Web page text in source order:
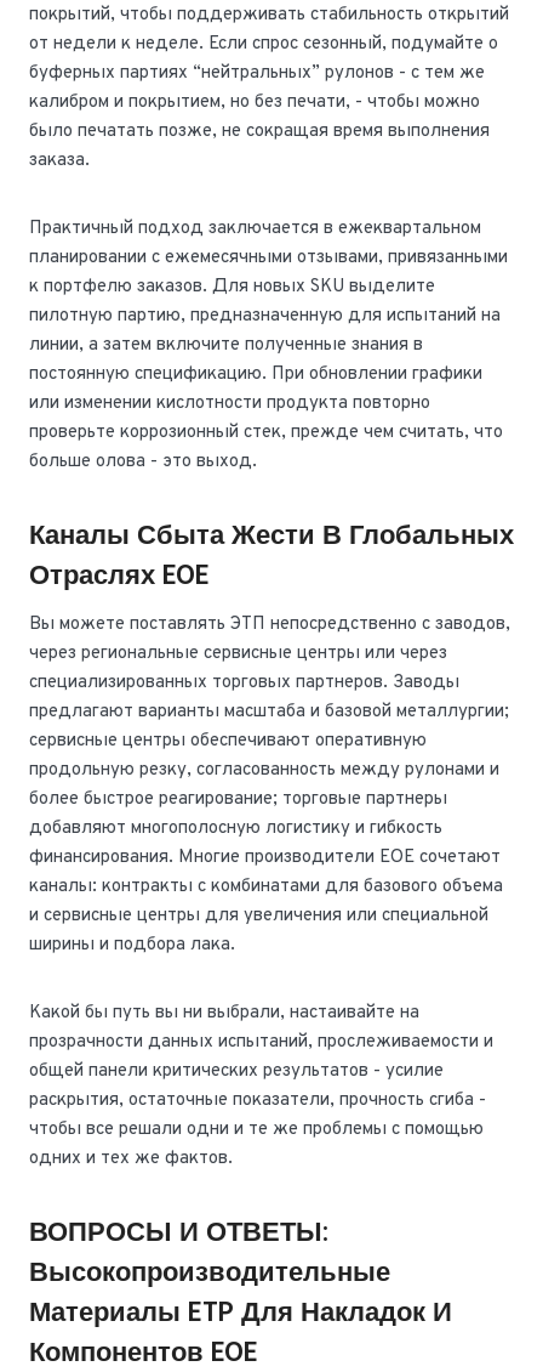
покрытий, чтобы поддерживать стабильность открытий
от недели к неделе. Если спрос сезонный, подумайте о
буферных партиях “нейтральных” рулонов - с тем же
калибром и покрытием, но без печати, - чтобы можно
было печатать позже, не сокращая время выполнения
заказа.
Практичный подход заключается в ежеквартальном
планировании с ежемесячными отзывами, привязанными
к портфелю заказов. Для новых SKU выделите
пилотную партию, предназначенную для испытаний на
линии, а затем включите полученные знания в
постоянную спецификацию. При обновлении графики
или изменении кислотности продукта повторно
проверьте коррозионный стек, прежде чем считать, что
больше олова - это выход.
Каналы Сбыта Жести В Глобальных
Отраслях EOE
Вы можете поставлять ЭТП непосредственно с заводов,
через региональные сервисные центры или через
специализированных торговых партнеров. Заводы
предлагают варианты масштаба и базовой металлургии;
сервисные центры обеспечивают оперативную
продольную резку, согласованность между рулонами и
более быстрое реагирование; торговые партнеры
добавляют многополосную логистику и гибкость
финансирования. Многие производители EOE сочетают
каналы: контракты с комбинатами для базового объема
и сервисные центры для увеличения или специальной
ширины и подбора лака.
Какой бы путь вы ни выбрали, настаивайте на
прозрачности данных испытаний, прослеживаемости и
общей панели критических результатов - усилие
раскрытия, остаточные показатели, прочность сгиба -
чтобы все решали одни и те же проблемы с помощью
одних и тех же фактов.
ВОПРОСЫ И ОТВЕТЫ:
Высокопроизводительные
Материалы ETP Для Накладок И
Компонентов EOE